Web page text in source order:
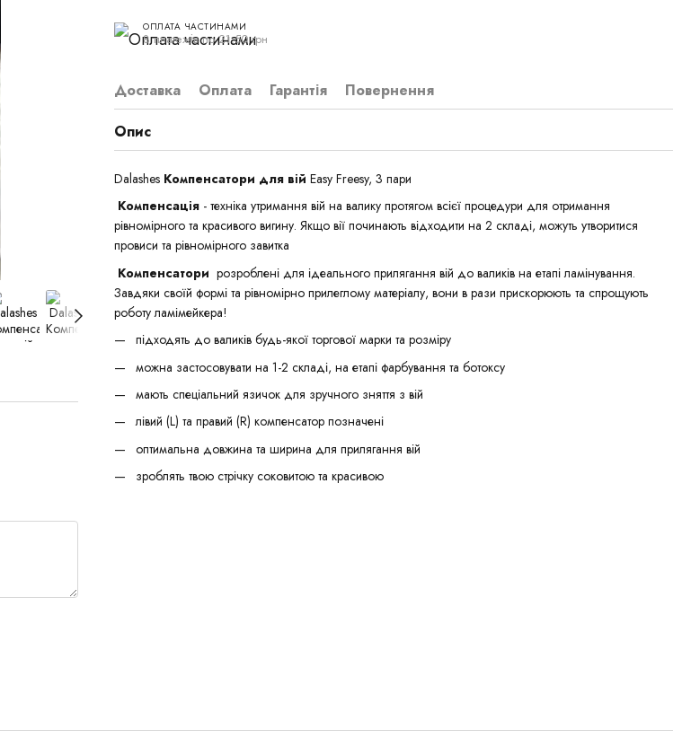
ОПЛАТА ЧАСТИНАМИ
8 платежів по 21.50 грн
Доставка Оплата Гарантія
Повернення
Опис
Dalashes Компенсатори для вій Easy Freesy, 3 пари
Компенсація - техніка утримання вій на валику протягом всієї процедури для отримання
рівномірного та красивого вигину. Якщо вії починають відходити на 2 складі, можуть утворитися
провиси та рівномірного завитка
Компенсатори розроблені для ідеального прилягання вій до валиків на етапі ламінування.
Завдяки своїй формі та рівномірно прилеглому матеріалу, вони в рази прискорюють та спрощують
роботу ламімейкера!
підходять до валиків будь-якої торгової марки та розміру
можна застосовувати на 1-2 складі, на етапі фарбування та ботоксу
мають спеціальний язичок для зручного зняття з вій
лівий (L) та правий (R) компенсатор позначені
оптимальна довжина та ширина для прилягання вій
зроблять твою стрічку соковитою та красивою